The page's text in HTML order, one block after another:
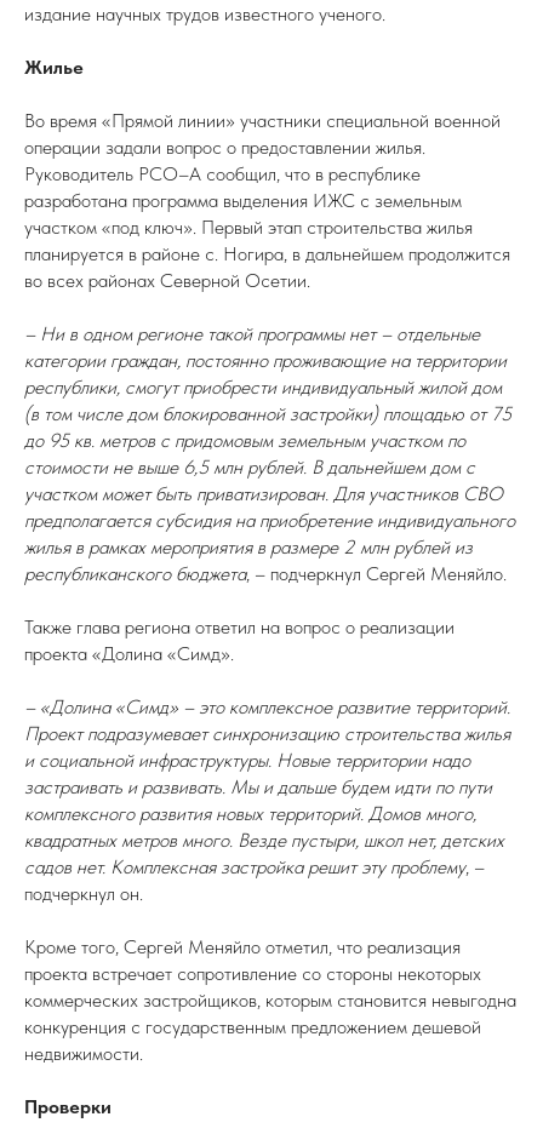
издание научных трудов известного ученого.
Жилье
Во время «Прямой линии» участники специальной военной
операции задали вопрос о предоставлении жилья.
Руководитель РСО–А сообщил, что в республике
разработана программа выделения ИЖС с земельным
участком «под ключ». Первый этап строительства жилья
планируется в районе с. Ногира, в дальнейшем продолжится
во всех районах Северной Осетии.
– Ни в одном регионе такой программы нет – отдельные
категории граждан, постоянно проживающие на территории
республики, смогут приобрести индивидуальный жилой дом
(в том числе дом блокированной застройки) площадью от 75
до 95 кв. метров с придомовым земельным участком по
стоимости не выше 6,5 млн рублей. В дальнейшем дом с
участком может быть приватизирован. Для участников СВО
предполагается субсидия на приобретение индивидуального
жилья в рамках мероприятия в размере 2 млн рублей из
республиканского бюджета, – подчеркнул Сергей Меняйло.
Также глава региона ответил на вопрос о реализации
проекта «Долина «Симд».
– «Долина «Симд» – это комплексное развитие территорий.
Проект подразумевает синхронизацию строительства жилья
и социальной инфраструктуры. Новые территории надо
застраивать и развивать. Мы и дальше будем идти по пути
комплексного развития новых территорий. Домов много,
квадратных метров много. Везде пустыри, школ нет, детских
садов нет. Комплексная застройка решит эту проблему, –
подчеркнул он.
Кроме того, Сергей Меняйло отметил, что реализация
проекта встречает сопротивление со стороны некоторых
коммерческих застройщиков, которым становится невыгодна
конкуренция с государственным предложением дешевой
недвижимости.
Проверки